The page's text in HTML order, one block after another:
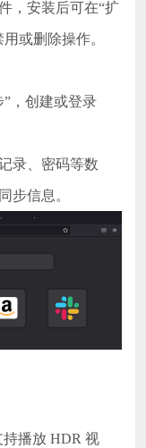
安装后可在“扩
或删除操作。
，创建或登录
录、密码等数
步信息。
播放 HDR 视